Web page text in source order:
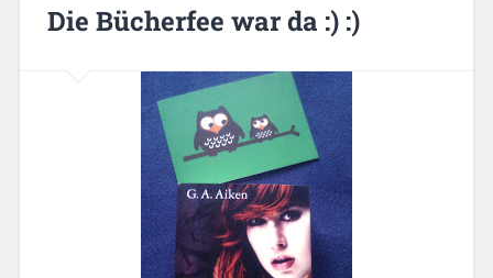
Die Bücherfee war da :) :)